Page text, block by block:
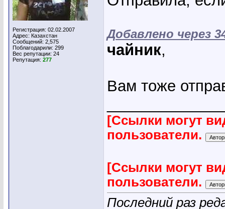
Регистрация: 02.02.2007
Адрес: Казахстан
Сообщений: 2,575
Поблагодарили: 299
Вес репутации: 24
Репутация: 277
Добавлено через
чайник,
Вам тоже
[Ссылки могут
пользователи.
[Ссылки могут
пользователи.
Последний раз